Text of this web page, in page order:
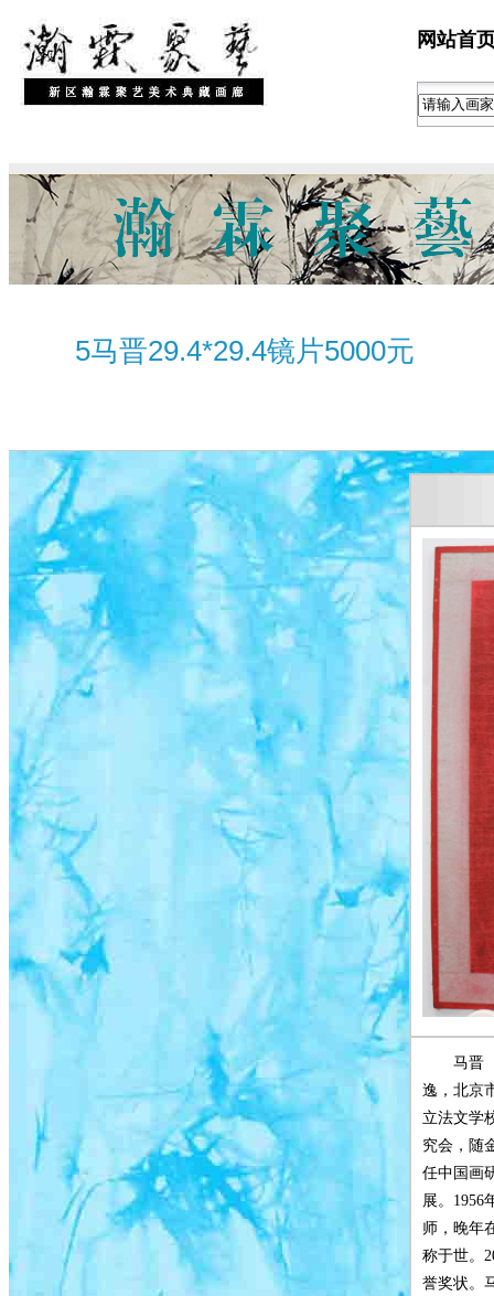
网站首
5马晋29.4*29.4镜片5000元
马晋
逸，北京
立法文学
究会，随
任中国画
展。1956
师，晚年
称于世。
誉奖状。